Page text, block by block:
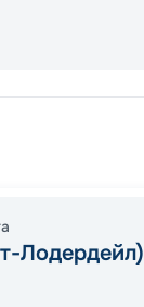
Лодердейл)